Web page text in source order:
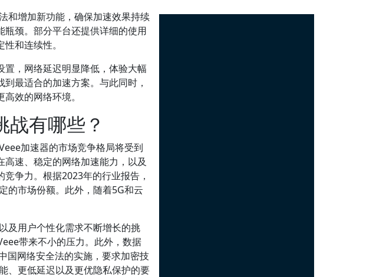
和增加新功能，确保加速效果持续
颈。部分平台还提供详细的使用
和连续性。
，网络延迟明显降低，体验大幅
最适合的加速方案。与此同时，
效的网络环境。
有哪些？
加速器的市场竞争格局将受到
速、稳定的网络加速能力，以及
争力。根据2023年的行业报告，
的市场份额。此外，随着5G和云
及用户个性化需求不断增长的挑
带来不小的压力。此外，数据
国网络安全法的实施，要求加密技
、更低延迟以及更优隐私保护的要